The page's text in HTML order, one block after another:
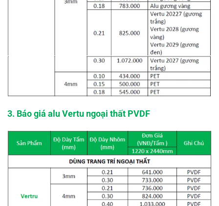
3. Báo giá alu Vertu ngoại thất PVDF